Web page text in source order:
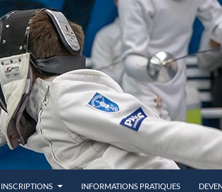
INSCRIPTIONS INFORMATIONS PRATIQUES